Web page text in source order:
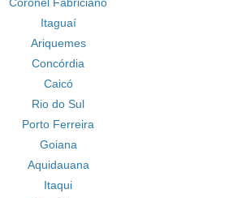
Itaguaí
Ariquemes
Concórdia
Caicó
Rio do Sul
Porto Ferreira
Goiana
Aquidauana
Itaqui